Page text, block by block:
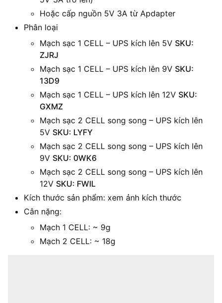
Hoặc cấp nguồn 5V 3A từ Apdapter
Phân loại
Mạch sạc 1 CELL – UPS kích lên 5V SKU:
ZJRJ
Mạch sạc 1 CELL – UPS kích lên 9V SKU:
13D9
Mạch sạc 1 CELL – UPS kích lên 12V SKU:
GXMZ
Mạch sạc 2 CELL song song – UPS kích lên
5V SKU: LYFY
Mạch sạc 2 CELL song song – UPS kích lên
9V SKU: 0WK6
Mạch sạc 2 CELL song song – UPS kích lên
12V SKU: FWIL
Kích thước sản phẩm: xem ảnh kích thước
Cân nặng:
Mạch 1 CELL: ~ 9g
Mạch 2 CELL: ~ 18g